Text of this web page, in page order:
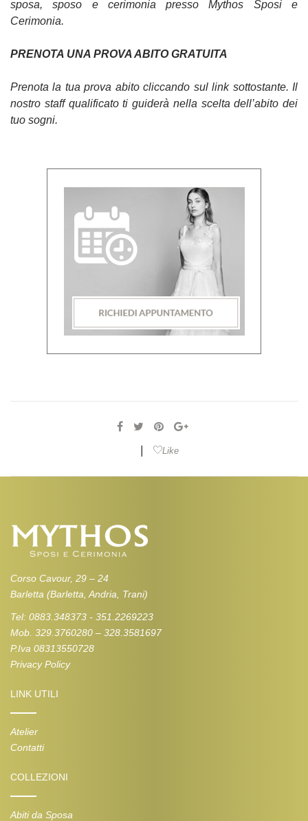
sposa, sposo e cerimonia presso Mythos Sposi e
Cerimonia.
PRENOTA UNA PROVA ABITO GRATUITA
Prenota la tua prova abito cliccando sul link sottostante. Il
nostro staff qualificato ti guiderà nella scelta dell’abito dei
tuo sogni.
Like
Corso Cavour, 29 – 24
Barletta (Barletta, Andria, Trani)
Tel: 0883.348373 - 351.2269223
Mob. 329.3760280 – 328.3581697
P.Iva 08313550728
Privacy Policy
LINK UTILI
Atelier
Contatti
COLLEZIONI
Abiti da Sposa